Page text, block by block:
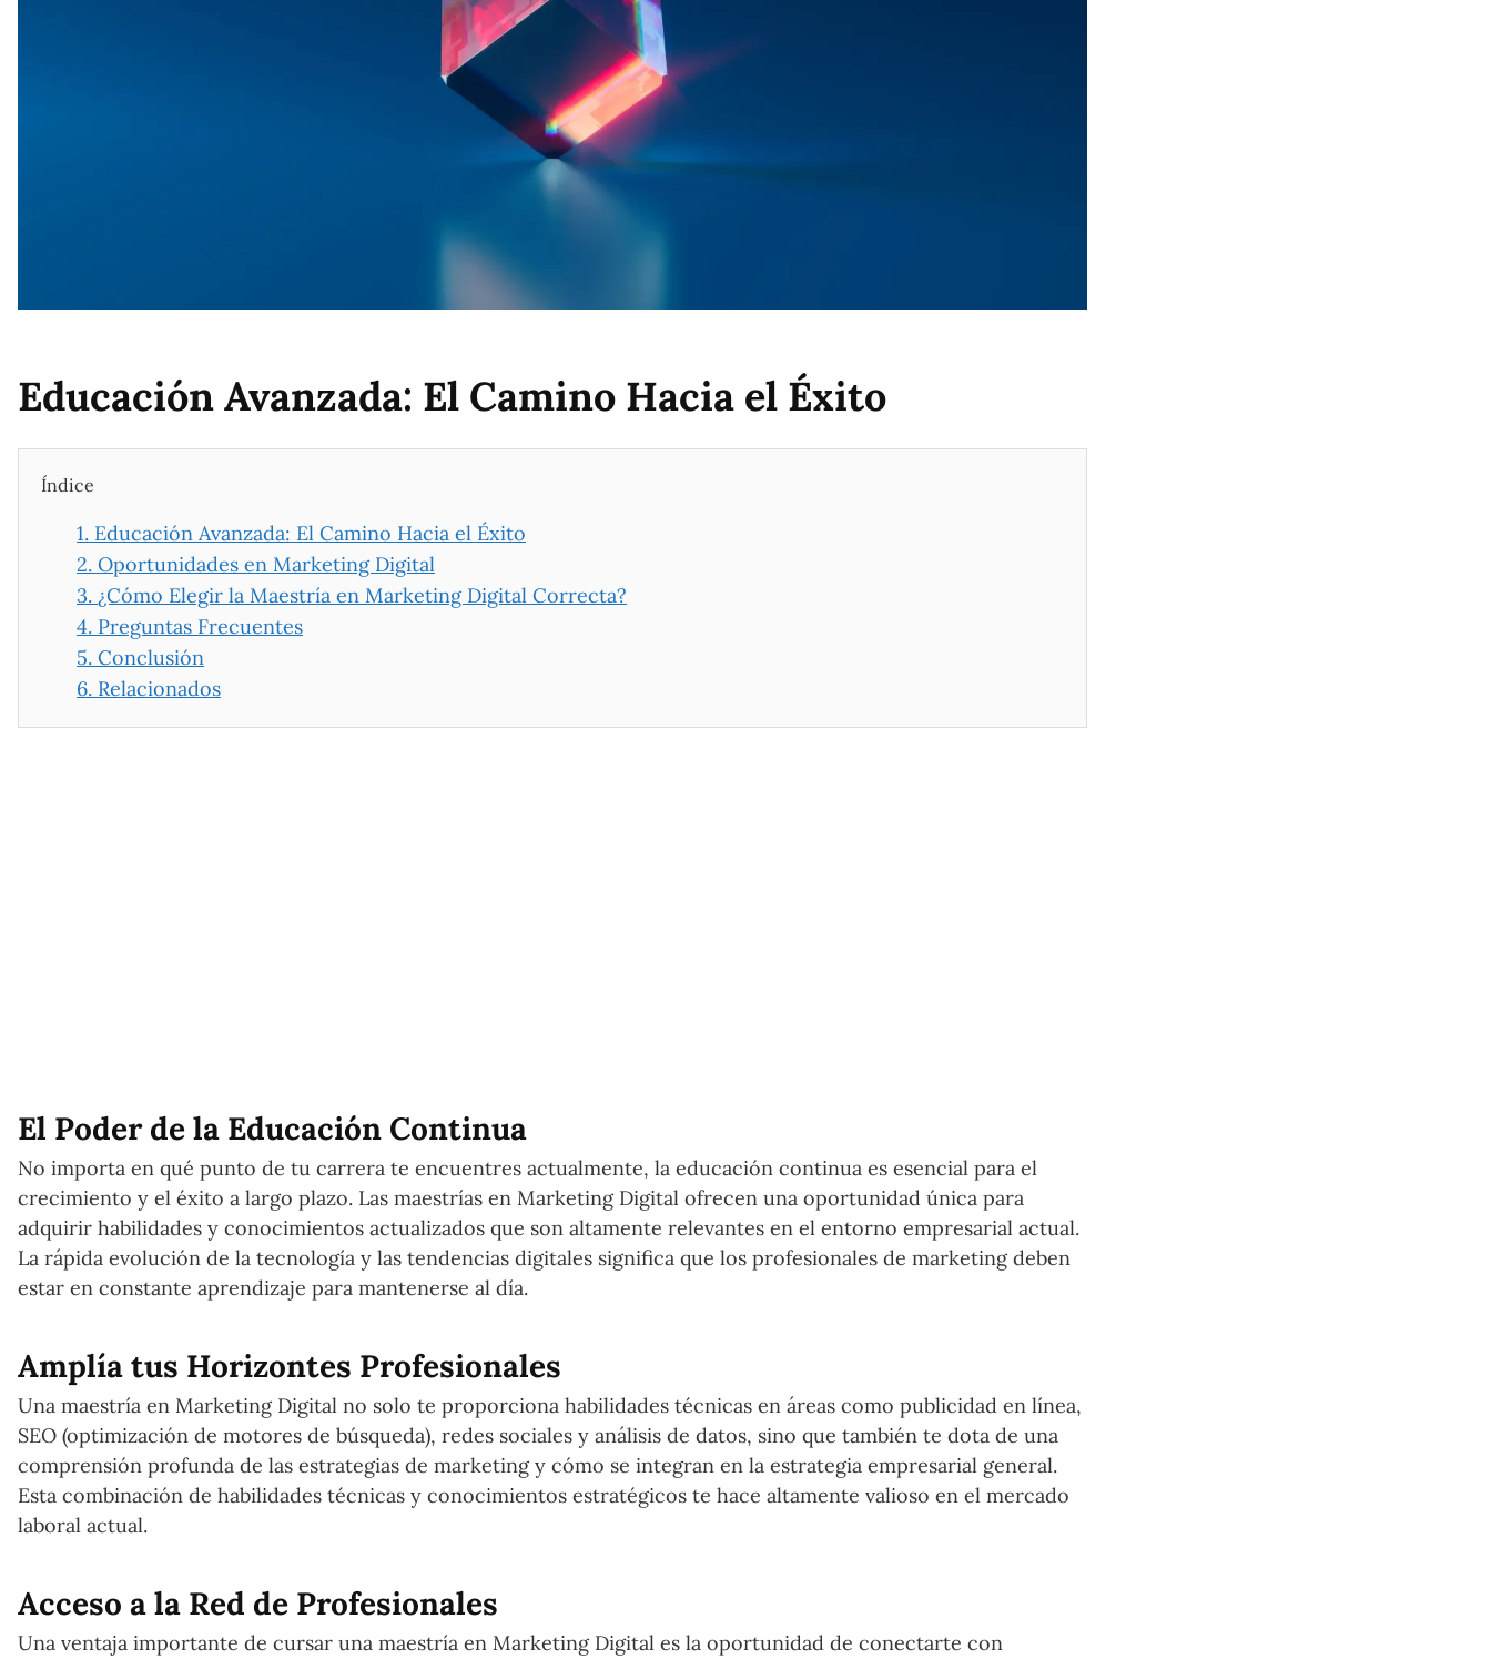
Educación Avanzada: El Camino Hacia el Éxito
Índice
1. Educación Avanzada: El Camino Hacia el Éxito
2. Oportunidades en Marketing Digital
3. ¿Cómo Elegir la Maestría en Marketing Digital Correcta?
4. Preguntas Frecuentes
5. Conclusión
6. Relacionados
El Poder de la Educación Continua
No importa en qué punto de tu carrera te encuentres actualmente, la educación continua es esencial para el
crecimiento y el éxito a largo plazo. Las maestrías en Marketing Digital ofrecen una oportunidad única para
adquirir habilidades y conocimientos actualizados que son altamente relevantes en el entorno empresarial actual.
La rápida evolución de la tecnología y las tendencias digitales significa que los profesionales de marketing deben
estar en constante aprendizaje para mantenerse al día.
Amplía tus Horizontes Profesionales
Una maestría en Marketing Digital no solo te proporciona habilidades técnicas en áreas como publicidad en línea,
SEO (optimización de motores de búsqueda), redes sociales y análisis de datos, sino que también te dota de una
comprensión profunda de las estrategias de marketing y cómo se integran en la estrategia empresarial general.
Esta combinación de habilidades técnicas y conocimientos estratégicos te hace altamente valioso en el mercado
laboral actual.
Acceso a la Red de Profesionales
Una ventaja importante de cursar una maestría en Marketing Digital es la oportunidad de conectarte con